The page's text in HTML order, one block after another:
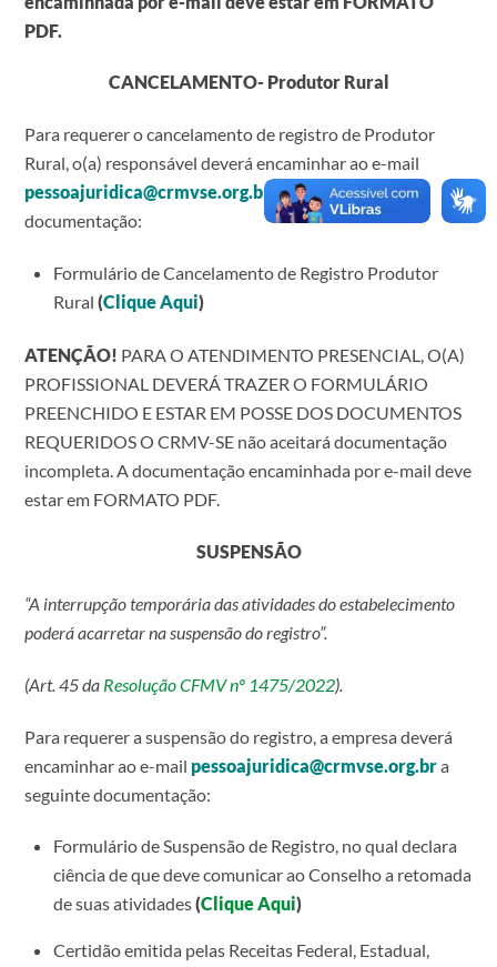
PDF.
CANCELAMENTO- Produtor Rural
Para requerer o cancelamento de registro de Produtor
Rural, o(a) responsável deverá encaminhar ao e-mail
pessoajuridica@crmvse.org.br
a seguinte
documentação:
Formulário de Cancelamento de Registro Produtor
Rural (Clique Aqui)
ATENÇÃO! PARA O ATENDIMENTO PRESENCIAL, O(A)
PROFISSIONAL DEVERÁ TRAZER O FORMULÁRIO
PREENCHIDO E ESTAR EM POSSE DOS DOCUMENTOS
REQUERIDOS O CRMV-SE não aceitará documentação
incompleta. A documentação encaminhada por e-mail deve
estar em FORMATO PDF.
SUSPENSÃO
“A interrupção temporária das atividades do estabelecimento
poderá acarretar na suspensão do registro”.
(Art. 45 da Resolução CFMV nº 1475/2022).
Para requerer a suspensão do registro, a empresa deverá
encaminhar ao e-mail pessoajuridica@crmvse.org.bra
seguinte documentação:
Formulário de Suspensão de Registro, no qual declara
ciência de que deve comunicar ao Conselho a retomada
de suas atividades(Clique Aqui)
Certidão emitida pelas Receitas Federal, Estadual,